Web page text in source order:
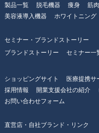
製品一覧 脱毛機器 痩身 筋
美容液導入機器
ホワイトニング
セミナー・ブランドストーリー
ブランドストーリー
セミナー一
ショッピングサイト 医療提携サ
採用情報
開業支援会社の紹介
お問い合わせフォーム
直営店・自社ブランド・リンク